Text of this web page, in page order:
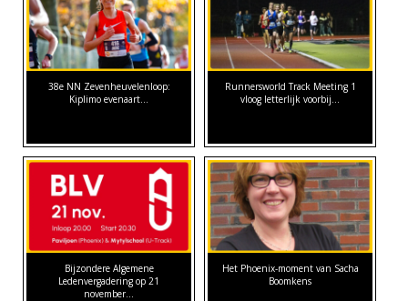
38e NN Zevenheuvelenloop:
Kiplimo evenaart…
Runnersworld Track Meeting 1
vloog letterlijk voorbij...
Bijzondere Algemene
Ledenvergadering op 21
november…
Het Phoenix-moment van Sacha
Boomkens